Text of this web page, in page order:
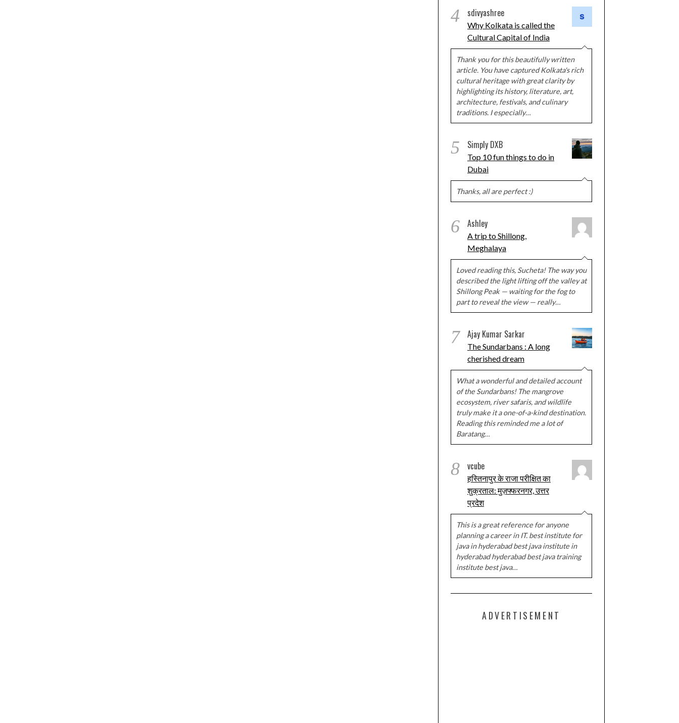
4 sdivyashree
Why Kolkata is called the
Cultural Capital of India
Thank you for this beautifully written
article. You have captured Kolkata's rich
cultural heritage with great clarity by
highlighting its history, literature, art,
architecture, festivals, and culinary
traditions. I especially…
5 Simply DXB
Top 10 fun things to do in
Dubai
Thanks, all are perfect :)
6 Ashley
A trip to Shillong,
Meghalaya
Loved reading this, Sucheta! The way you
described the light lifting off the valley at
Shillong Peak — waiting for the fog to
part to reveal the view — really…
7 Ajay Kumar Sarkar
The Sundarbans : A long
cherished dream
What a wonderful and detailed account
of the Sundarbans! The mangrove
ecosystem, river safaris, and wildlife
truly make it a one-of-a-kind destination.
Reading this reminded me a lot of
Baratang…
8 vcube
हस्तिनापुर के राजा परीक्षित का
शुक्रताल: मुज़फ्फरनगर, उत्तर
प्रदेश
This is a great reference for anyone
planning a career in IT. best institute for
java in hyderabad best java institute in
hyderabad hyderabad best java training
institute best java…
ADVERTISEMENT